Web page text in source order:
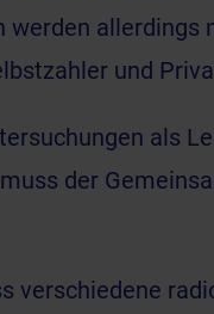
werden
und
als
der
verschiedene